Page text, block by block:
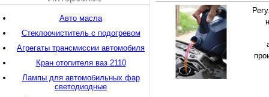
Авто масла
Стеклоочиститель с подогревом
Агрегаты трансмиссии автомобиля
Кран отопителя ваз 2110
Лампы для автомобильных фар
светодиодные